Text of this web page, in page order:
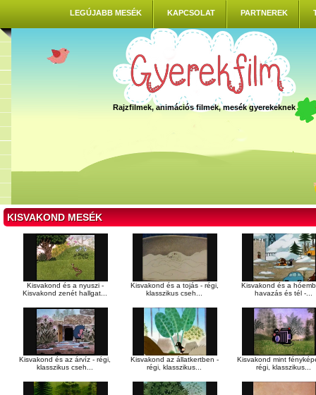
LEGÚJABB MESÉK KAPCSOLAT PARTNEREK
Rajzfilmek, animációs filmek, mesék gyerekeknek
KISVAKOND MESÉK
Kisvakond és a nyuszi -
Kisvakond zenét hallgat...
Kisvakond és a tojás - régi,
klasszikus cseh...
Kisvakond és a
havazás és tél -...
Kisvakond és az árvíz - régi,
klasszikus cseh...
Kisvakond az állatkertben -
régi, klasszikus...
Kisvakond mint
régi, klasszikus...